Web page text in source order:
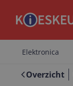
Elektronica
Overzicht